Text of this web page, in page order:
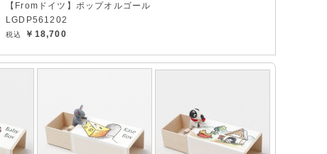
【Fromドイツ】ポップオルゴール
LGDP561202
￥18,700